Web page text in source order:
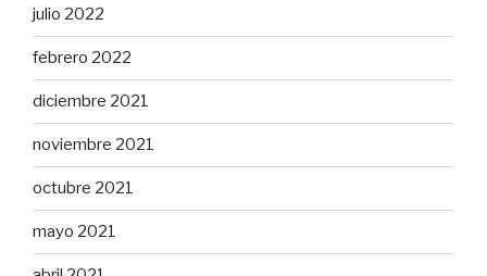
julio 2022
febrero 2022
diciembre 2021
noviembre 2021
octubre 2021
mayo 2021